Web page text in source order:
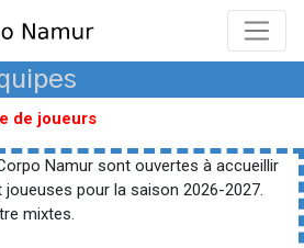
de joueurs
Namur sont ouvertes à accueillir
pour la saison 2026-2027.
mixtes.